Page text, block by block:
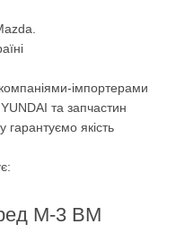
імпортерами
та запчастин
якість
M-3 BM